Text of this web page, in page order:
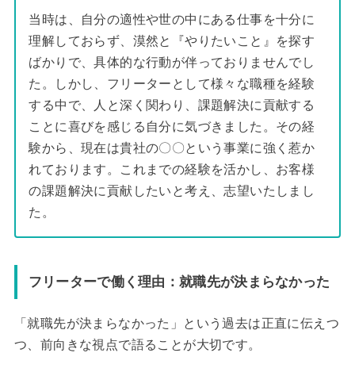
当時は、自分の適性や世の中にある仕事を十分に
理解しておらず、漠然と『やりたいこと』を探す
ばかりで、具体的な行動が伴っておりませんでし
た。しかし、フリーターとして様々な職種を経験
する中で、人と深く関わり、課題解決に貢献する
ことに喜びを感じる自分に気づきました。その経
験から、現在は貴社の〇〇という事業に強く惹か
れております。これまでの経験を活かし、お客様
の課題解決に貢献したいと考え、志望いたしまし
た。
フリーターで働く理由：就職先が決まらなかった
「就職先が決まらなかった」という過去は正直に伝えつ
つ、前向きな視点で語ることが大切です。